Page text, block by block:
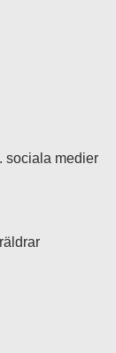
sociala medier